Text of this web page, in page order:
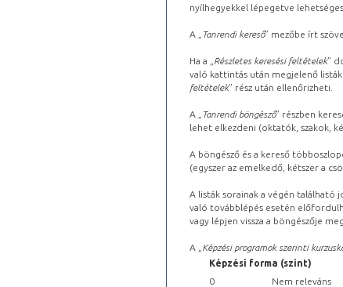
nyílhegyekkel lépegetve
A „ Tanrendi kereső” mezőbe írt
Ha a „ Részletes keresési feltételek”
való kattintás után megjelenő
feltételek” rész után ellenőrizheti.
A „ Tanrendi böngésző” részben
lehet elkezdeni (oktatók, szakok,
A böngésző és a kereső
(egyszer az emelkedő, kétszer a
A listák sorainak a végén található
való továbblépés esetén
vagy lépjen vissza a böngészője
A „ Képzési programok szerinti
Képzési forma (szint)
0
Nem releváns